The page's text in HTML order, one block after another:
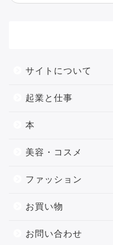
サイトについて
起業と仕事
本
美容・コスメ
ファッション
お買い物
お問い合わせ